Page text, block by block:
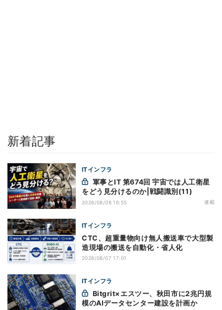
新着記事
ITインフラ
をどう見分けるのか|戦闘識別(11)
2026/08/08 16:55 連載
ITインフラ
CTC、超重量物向け無人搬送車で大型製
造現場の搬送を自動化・省人化
2026/08/07 17:01
ITインフラ
模のAIデータセンター建設を計画か